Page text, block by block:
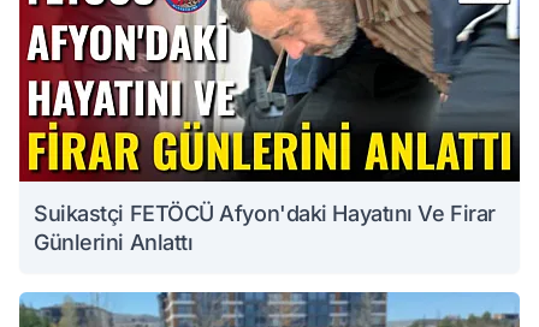
Suikastçi FETÖCÜ Afyon'daki Hayatını Ve Firar
Günlerini Anlattı